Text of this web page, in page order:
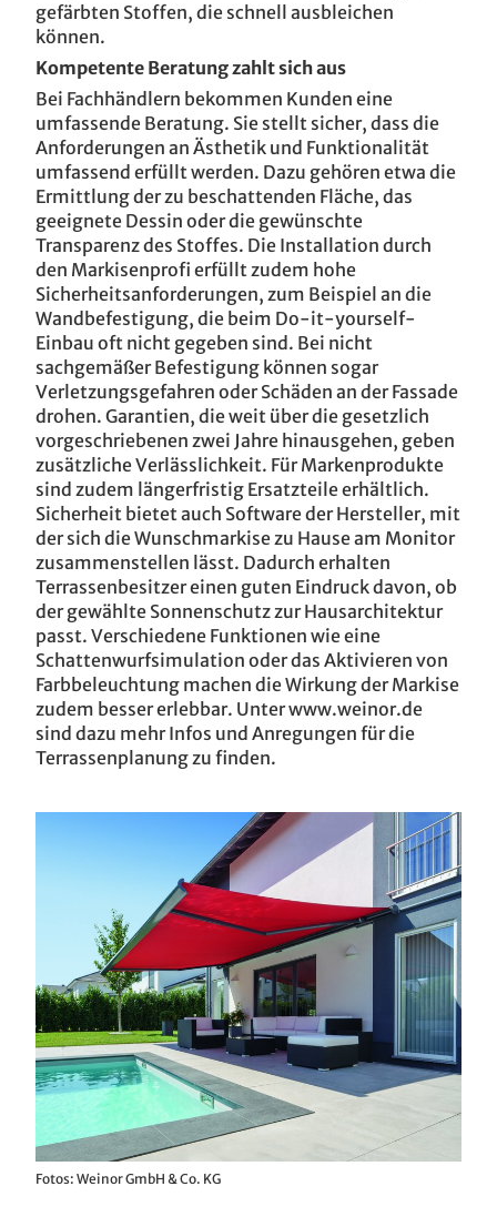
gefärbten Stoffen, die schnell ausbleichen
können.
Kompetente Beratung zahlt sich aus
Bei Fachhändlern bekommen Kunden eine
umfassende Beratung. Sie stellt sicher, dass die
Anforderungen an Ästhetik und Funktionalität
umfassend erfüllt werden. Dazu gehören etwa die
Ermittlung der zu beschattenden Fläche, das
geeignete Dessin oder die gewünschte
Transparenz des Stoffes. Die Installation durch
den Markisenprofi erfüllt zudem hohe
Sicherheitsanforderungen, zum Beispiel an die
Wandbefestigung, die beim Do-it-yourself-
Einbau oft nicht gegeben sind. Bei nicht
sachgemäßer Befestigung können sogar
Verletzungsgefahren oder Schäden an der Fassade
drohen. Garantien, die weit über die gesetzlich
vorgeschriebenen zwei Jahre hinausgehen, geben
zusätzliche Verlässlichkeit. Für Markenprodukte
sind zudem längerfristig Ersatzteile erhältlich.
Sicherheit bietet auch Software der Hersteller, mit
der sich die Wunschmarkise zu Hause am Monitor
zusammenstellen lässt. Dadurch erhalten
Terrassenbesitzer einen guten Eindruck davon, ob
der gewählte Sonnenschutz zur Hausarchitektur
passt. Verschiedene Funktionen wie eine
Schattenwurfsimulation oder das Aktivieren von
Farbbeleuchtung machen die Wirkung der Markise
zudem besser erlebbar. Unter www.weinor.de
sind dazu mehr Infos und Anregungen für die
Terrassenplanung zu finden.
Fotos: Weinor GmbH & Co. KG